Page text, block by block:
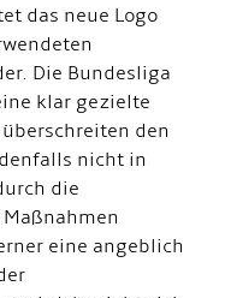
das neue Logo
Die Bundesliga
klar gezielte
den
nicht in
die
eine angeblich